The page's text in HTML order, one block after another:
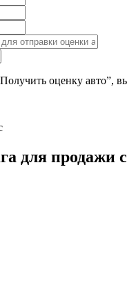
оценку авто”,
для продажи